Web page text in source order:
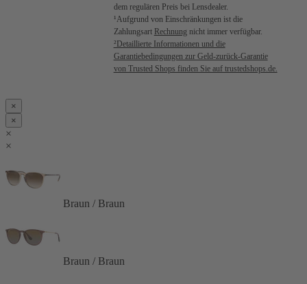
dem regulären Preis bei Lensdealer.
¹Aufgrund von Einschränkungen ist die
Zahlungsart Rechnung nicht immer verfügbar.
²Detaillierte Informationen und die
Garantiebedingungen zur Geld-zurück-Garantie
von Trusted Shops finden Sie auf trustedshops.de.
×
×
×
×
Braun / Braun
Braun / Braun